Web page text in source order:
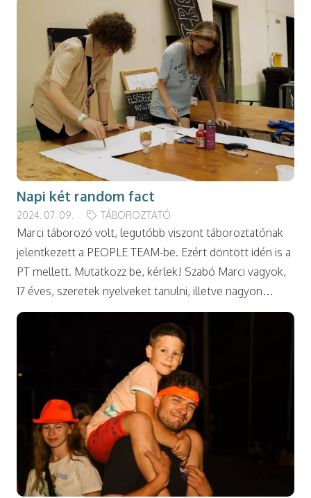
Napi két random fact
2024. 07. 09. TÁBOROZTATÓ
Marci táborozó volt, legutóbb viszont táboroztatónak
jelentkezett a PEOPLE TEAM-be. Ezért döntött idén is a
PT mellett. Mutatkozz be, kérlek! Szabó Marci vagyok,
17 éves, szeretek nyelveket tanulni, illetve nagyon…